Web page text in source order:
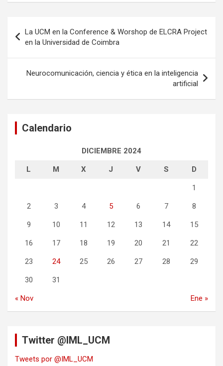
de
entradas
La UCM en la Conference & Worshop de ELCRA Project
en la Universidad de Coimbra
Neurocomunicación, ciencia y ética en la inteligencia
artificial
Calendario
DICIEMBRE 2024
L M X J V S D
1
2 3 4 5 6 7 8
9 10 11 12 13 14 15
16 17 18 19 20 21 22
23 24 25 26 27 28 29
30 31
« Nov Ene »
Twitter @IML_UCM
Tweets por @IML_UCM